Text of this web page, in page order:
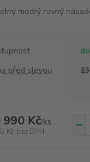
modrý rovný
před slevou
990 Kč/ks
Kč bez DPH